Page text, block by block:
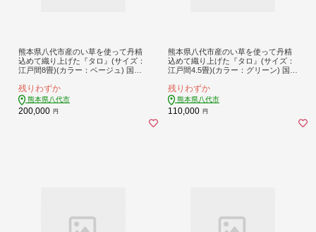
熊本県八代市産のい草を使って丹精
込めて織り上げた『タロ』(サイズ：
江戸間8畳)(カラー：ベージュ) 国産
毯 マット 織物 敷き物 インテリア
残りわずか
熊本県八代市
200,000 円
熊本県八代市産のい草を使って丹精
込めて織り上げた『タロ』(サイズ：
江戸間4.5畳)(カラー：グリーン) 国産
敷き物
残りわずか
熊本県八代市
110,000 円